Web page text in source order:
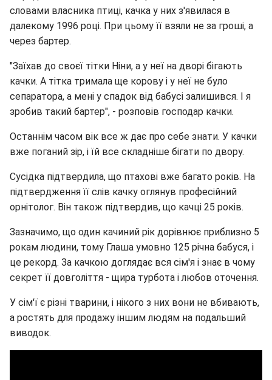
словами власника птиці, качка у них з'явилася в
далекому 1996 році. При цьому її взяли не за гроші, а
через бартер.
"Заїхав до своєї тітки Ніни, а у неї на дворі бігають
качки. А тітка тримала ще корову і у неї не було
сепаратора, а мені у спадок від бабусі залишився. І я
зробив такий бартер", - розповів господар качки.
Останнім часом вік все ж дає про себе знати. У качки
вже поганий зір, і їй все складніше бігати по двору.
Сусідка підтвердила, що птахові вже багато років. На
підтвердження її слів качку оглянув професійний
орнітолог. Він також підтвердив, що качці 25 років.
Зазначимо, що один качиний рік дорівнює приблизно 5
рокам людини, тому Глаша умовно 125 річна бабуся, і
це рекорд. За качкою доглядає вся сім'я і знає в чому
секрет її довголіття - щира турбота і любов оточення.
У сім'ї є різні тварини, і нікого з них вони не вбивають,
а ростять для продажу іншим людям на подальший
виводок.